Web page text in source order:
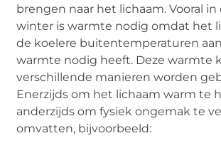
brengen naar het lichaam. Vooral
winter is warmte nodig omdat het
de koelere buitentemperaturen
warmte nodig heeft. Deze warmte
verschillende manieren worden
Enerzijds om het lichaam warm te
anderzijds om fysiek ongemak te
omvatten, bijvoorbeeld: